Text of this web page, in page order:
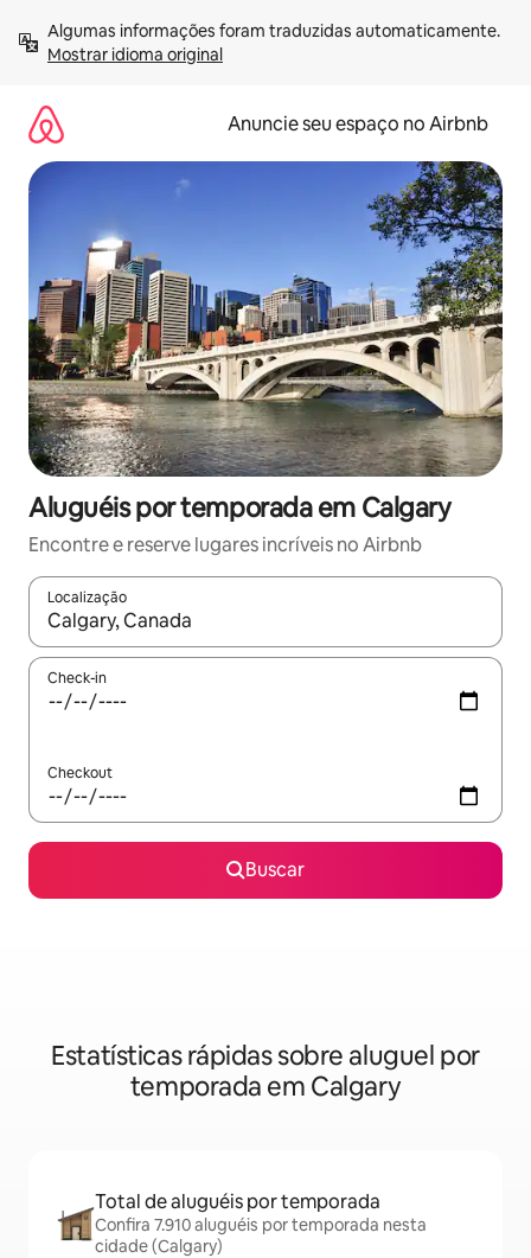
para
Mostrar idioma original
Anuncie seu espaço no Airbnb
Aluguéis por temporada em Calgary
Encontre e reserve lugares incríveis no Airbnb
Localização
Quando os resultados estiverem disponíveis, explore-os
Check-in
Checkout
Buscar
Estatísticas rápidas sobre aluguel por
temporada em Calgary
Total de aluguéis por temporada
Confira 7.910 aluguéis por temporada nesta
cidade (Calgary)